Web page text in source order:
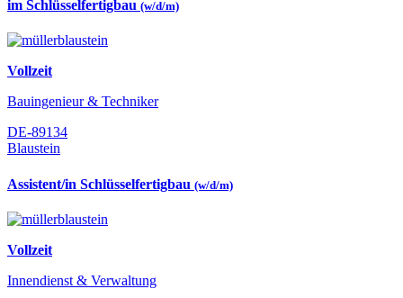
im Schlüsselfertigbau (w/d/m)
Vollzeit
Bauingenieur & Techniker
DE-89134
Blaustein
Assistent/in Schlüsselfertigbau (w/d/m)
Vollzeit
Innendienst & Verwaltung